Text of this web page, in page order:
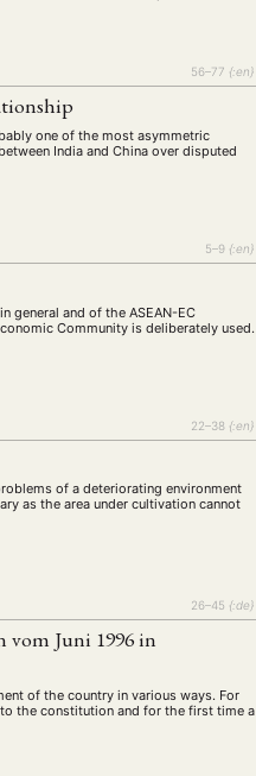
56–77 {:en}
one of the most asymmetric
India and China over disputed
5–9 {:en}
general and of the ASEAN-EC
Community is deliberately used.
22–38 {:en}
of a deteriorating environment
as the area under cultivation cannot
26–45 {:de}
vom Juni 1996 in
of the country in various ways. For
the constitution and for the first time a